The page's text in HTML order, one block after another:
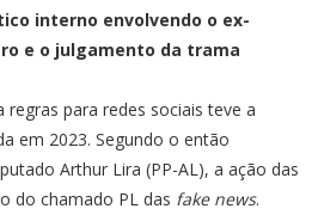
interno envolvendo o ex-
e o julgamento da trama
para redes sociais teve a
em 2023. Segundo o então
Arthur Lira (PP-AL), a ação das
do chamado PL das fake news.